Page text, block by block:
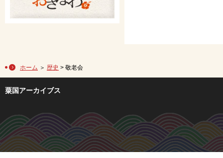
ホーム ＞ 歴史 > 敬老会
粟国アーカイブス